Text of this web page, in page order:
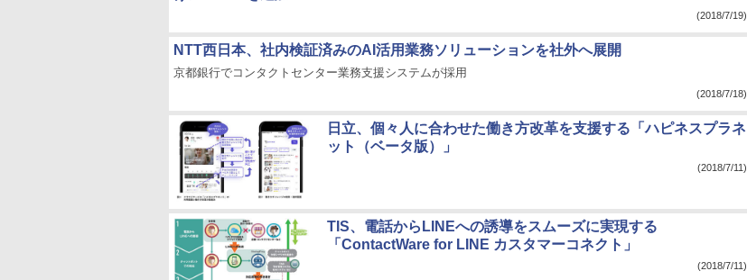
(2018/7/19)
NTT西日本、社内検証済みのAI活用業務ソリューションを社外へ展開
京都銀行でコンタクトセンター業務支援システムが採用
(2018/7/18)
日立、個々人に合わせた働き方改革を支援する「ハピネスプラネ
ット（ベータ版）」
(2018/7/11)
TIS、電話からLINEへの誘導をスムーズに実現する
「ContactWare for LINE カスタマーコネクト」
(2018/7/11)